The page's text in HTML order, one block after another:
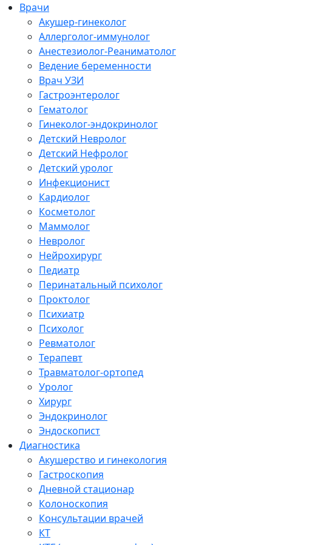
Врачи
Акушер-гинеколог
Аллерголог-иммунолог
Анестезиолог-Реаниматолог
Ведение беременности
Врач УЗИ
Гастроэнтеролог
Гематолог
Гинеколог-эндокринолог
Детский Невролог
Детский Нефролог
Детский уролог
Инфекционист
Кардиолог
Косметолог
Маммолог
Невролог
Нейрохирург
Педиатр
Перинатальный психолог
Проктолог
Психиатр
Психолог
Ревматолог
Терапевт
Травматолог-ортопед
Уролог
Хирург
Эндокринолог
Эндоскопист
Диагностика
Акушерство и гинекология
Гастроскопия
Дневной стационар
Колоноскопия
Консультации врачей
КТ